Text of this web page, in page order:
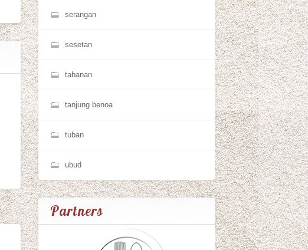
serangan
sesetan
tabanan
tanjung benoa
tuban
ubud
Partners